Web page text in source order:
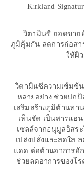
Kirkland
วิตามินซี ยอดขาย
ภูมิคุ้มกัน ลดการก่อสา
ให้ผิ
วิตามินซีความเข้มข้
หลายอย่าง ช่วยปกป้
เสริมสร้างภูมิต้านทา
เห็นชัด เป็นสารแอ
เซลล์จากอนุมูลอิสร
เปล่งปลั่งและสดใส
แดด ต่อต้านอาการอั
ช่วยลดอาการของโ